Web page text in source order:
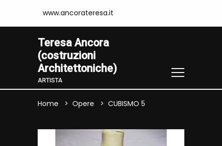
www.ancorateresa.it
Teresa Ancora
(costruzioni
Architettoniche)
ARTISTA
Home Opere CUBISMO 5